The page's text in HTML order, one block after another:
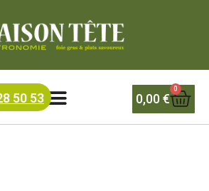
50 53 0,00€
0
du chef/ BLANQUETTE DE VEAU (4